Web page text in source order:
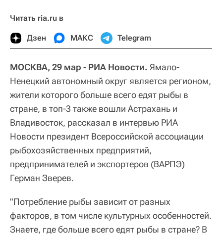
Читать ria.ru в
Дзен МАКС Telegram
МОСКВА, 29 мар - РИА Новости. Ямало-
Ненецкий автономный округ является регионом,
жители которого больше всего едят рыбы в
стране, в топ-3 также вошли Астрахань и
Владивосток, рассказал в интервью РИА
Новости президент Всероссийской ассоциации
рыбохозяйственных предприятий,
предпринимателей и экспортеров (ВАРПЭ)
Герман Зверев.
"Потребление рыбы зависит от разных
факторов, в том числе культурных особенностей.
Знаете, где больше всего едят рыбы в стране? В